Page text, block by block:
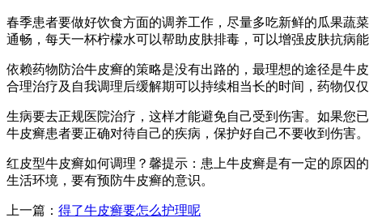
春季患者要做好饮食方面的调养工作，尽量多吃新鲜的瓜果蔬
通畅，每天一杯柠檬水可以帮助皮肤排毒，可以增强皮肤抗病
依赖药物防治牛皮癣的策略是没有出路的，最理想的途径是牛
合理治疗及自我调理后缓解期可以持续相当长的时间，药物仅
生病要去正规医院治疗，这样才能避免自己受到伤害。如果您
牛皮癣患者要正确对待自己的疾病，保护好自己不要收到伤害
红皮型牛皮癣如何调理？馨提示：患上牛皮癣是有一定的原因
生活环境，要有预防牛皮癣的意识。
上一篇： 得了牛皮癣要怎么护理呢